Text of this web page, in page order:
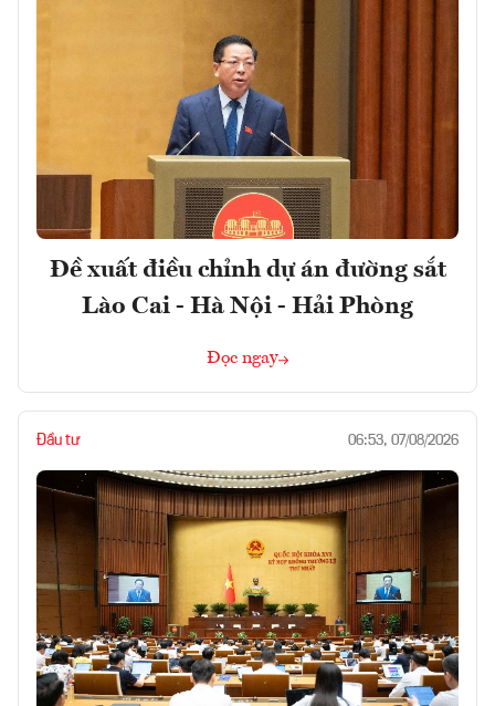
Đề xuất điều chỉnh dự án đường sắt
Lào Cai - Hà Nội - Hải Phòng
Đọc ngay
Đầu tư 06:53, 07/08/2026